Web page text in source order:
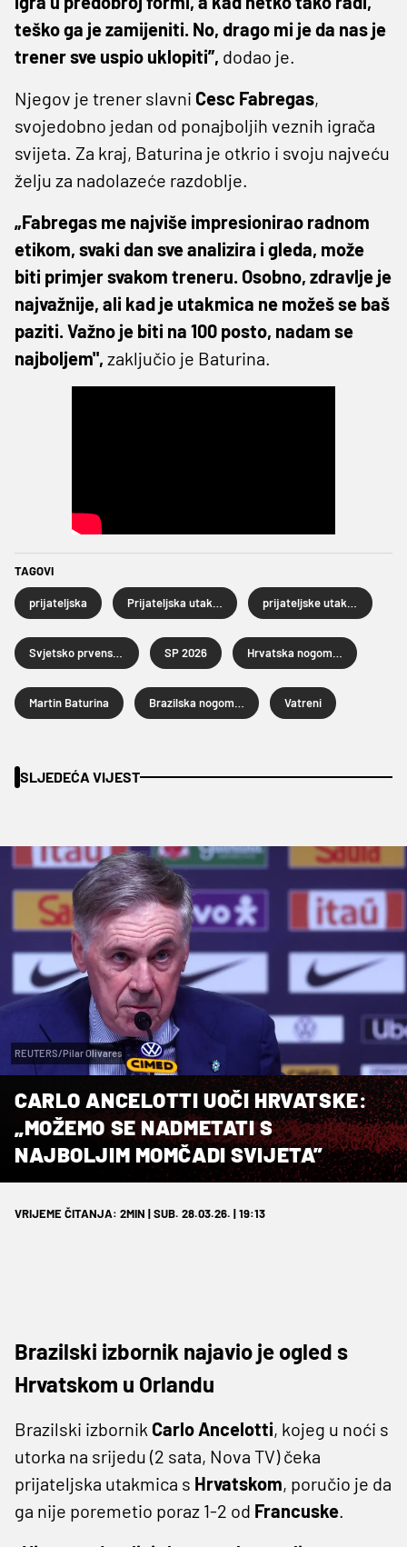
teško ga je zamijeniti. No, drago mi je da nas je
trener sve uspio uklopiti”, dodao je.
Njegov je trener slavni Cesc Fabregas,
svojedobno jedan od ponajboljih veznih igrača
svijeta. Za kraj, Baturina je otkrio i svoju najveću
želju za nadolazeće razdoblje.
„Fabregas me najviše impresionirao radnom
etikom, svaki dan sve analizira i gleda, može
biti primjer svakom treneru. Osobno, zdravlje je
najvažnije, ali kad je utakmica ne možeš se baš
paziti. Važno je biti na 100 posto, nadam se
najboljem", zaključio je Baturina.
TAGOVI
prijateljska
SP 2026
Martin Baturina Vatreni
SLJEDEĆA VIJEST
REUTERS/Pilar Olivares
CARLO ANCELOTTI UOČI HRVATSKE:
„MOŽEMO SE NADMETATI S
NAJBOLJIM MOMČADI SVIJETA”
VRIJEME ČITANJA: 2MIN | SUB. 28.03.26. | 19:13
Brazilski izbornik najavio je ogled s
Hrvatskom u Orlandu
Brazilski izbornik Carlo Ancelotti, kojeg u noći s
utorka na srijedu (2 sata, Nova TV) čeka
prijateljska utakmica s Hrvatskom, poručio je da
ga nije poremetio poraz 1-2 od Francuske.